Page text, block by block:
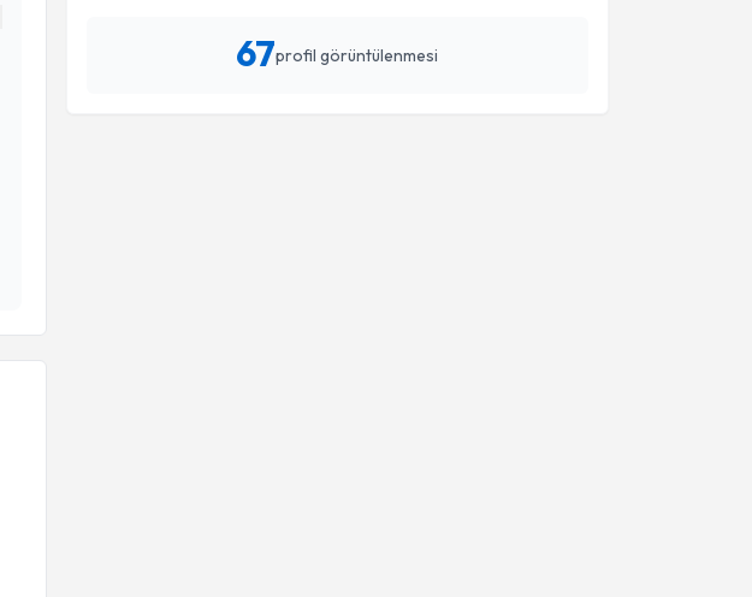
67profil görüntülenmesi